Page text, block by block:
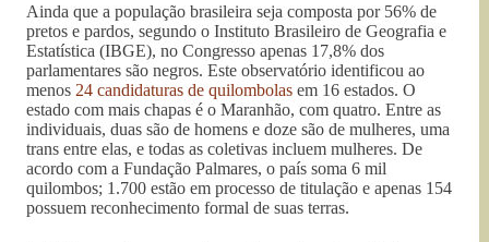
Ainda que a população brasileira seja composta por 56% de
pretos e pardos, segundo o Instituto Brasileiro de Geografia e
Estatística (IBGE), no Congresso apenas 17,8% dos
parlamentares são negros. Este observatório identificou ao
menos 24 candidaturas de quilombolas em 16 estados. O
estado com mais chapas é o Maranhão, com quatro. Entre as
individuais, duas são de homens e doze são de mulheres, uma
trans entre elas, e todas as coletivas incluem mulheres. De
acordo com a Fundação Palmares, o país soma 6 mil
quilombos; 1.700 estão em processo de titulação e apenas 154
possuem reconhecimento formal de suas terras.